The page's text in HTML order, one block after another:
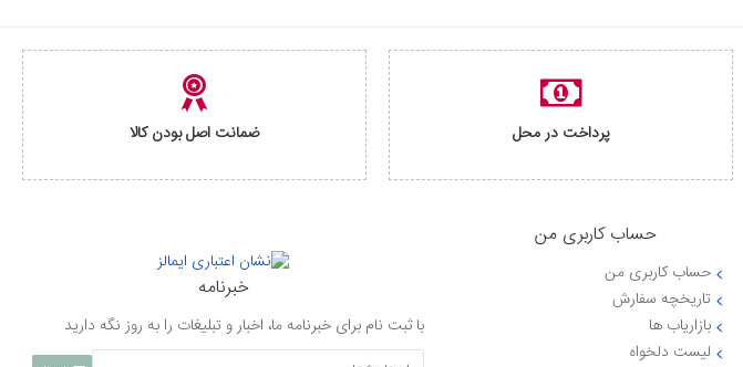
پرداخت در محل ضمانت اصل بودن کالا
حساب کاربری من
حساب کاربری من
تاریخچه سفارش
بازاریاب ها
لیست دلخواه
خبرنامه
با ثبت نام برای خبرنامه ما، اخبار و تبلیغات را به روز نگه دارید